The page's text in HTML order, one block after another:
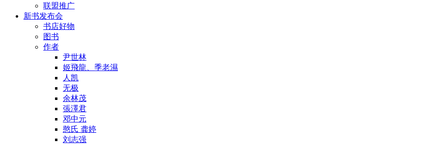
联盟推广
新书发布会
书店好物
图书
作者
尹世林
姬飛龍、季老濕
人凯
无极
余林茂
張澤君
邓中元
憨氏 龚婷
刘志强